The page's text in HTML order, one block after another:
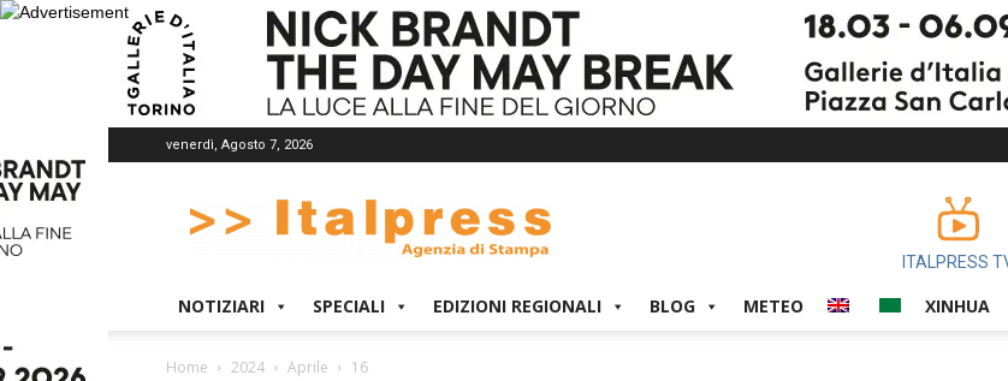
venerdì, Agosto 7, 2026
ITALPRESS
NOTIZIARI SPECIALI EDIZIONI REGIONALI BLOG METEO XINHUA
Home 2024 Aprile 16